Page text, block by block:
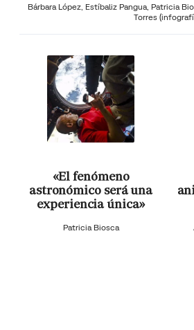
Bárbara López, Estíbaliz Pangua, Patricia
Torres
«El fenómeno
astronómico será una
experiencia única»
Patricia Biosca